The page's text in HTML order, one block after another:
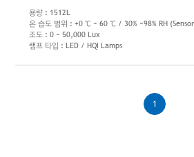
용량 : 1512L
온 습도 범위 : +0 ℃ ~ 60 ℃ / 30% ~98% RH
조도 : 0 ~ 50,000 Lux
램프 타입 : LED / HQI Lamps
1